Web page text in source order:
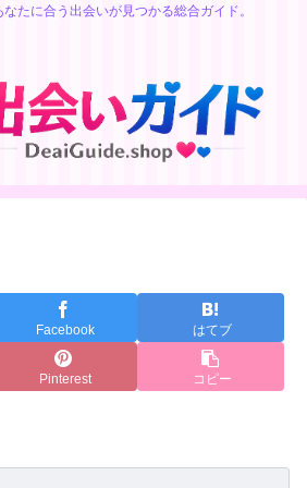
たに合う出会いが見つかる総合ガイド。
Facebook はてブ
Pinterest コピー